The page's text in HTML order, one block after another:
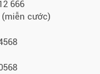
666
(miễn cước)